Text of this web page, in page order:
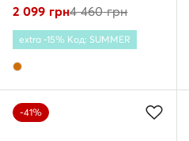
2 099 грн4 460грн
extra -15% Код: SUMMER
-41%